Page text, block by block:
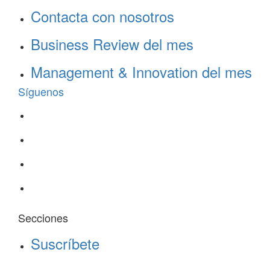
Contacta con nosotros
Business Review del mes
Management & Innovation del mes
Síguenos
Secciones
Suscríbete